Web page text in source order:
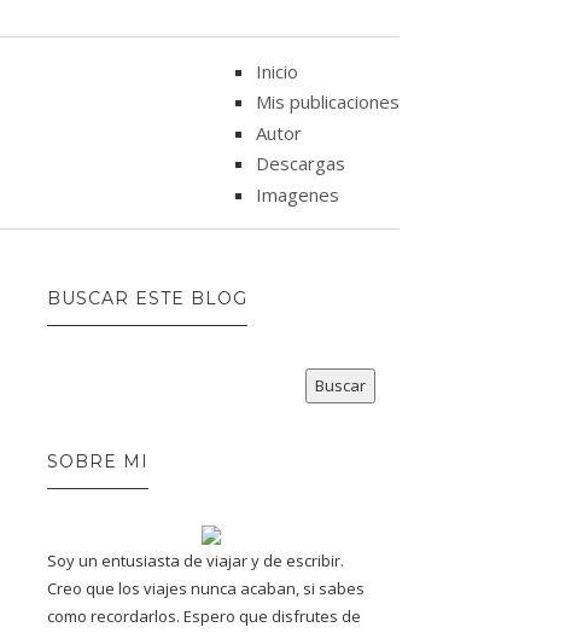
Inicio
Mis publicaciones
Autor
Descargas
Imagenes
BUSCAR ESTE BLOG
SOBRE MI
Soy un entusiasta de viajar y de escribir.
Creo que los viajes nunca acaban, si sabes
como recordarlos. Espero que disfrutes de